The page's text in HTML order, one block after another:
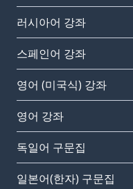
러시아어 강좌
스페인어 강좌
영어 (미국식) 강좌
영어 강좌
독일어 구문집
일본어(한자) 구문집